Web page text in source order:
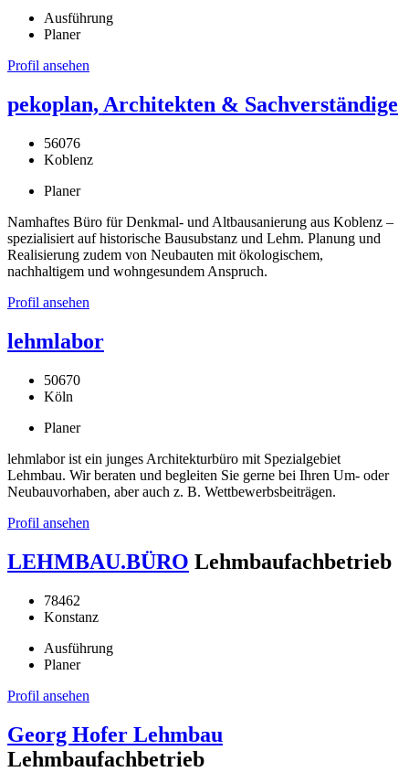
Ausführung
Planer
Profil ansehen
pekoplan, Architekten & Sachverständige
56076
Koblenz
Planer
Namhaftes Büro für Denkmal- und Altbausanierung aus Koblenz –
spezialisiert auf historische Bausubstanz und Lehm. Planung und
Realisierung zudem von Neubauten mit ökologischem,
nachhaltigem und wohngesundem Anspruch.
Profil ansehen
lehmlabor
50670
Köln
Planer
lehmlabor ist ein junges Architekturbüro mit Spezialgebiet
Lehmbau. Wir beraten und begleiten Sie gerne bei Ihren Um- oder
Neubauvorhaben, aber auch z. B. Wettbewerbsbeiträgen.
Profil ansehen
LEHMBAU.BÜRO Lehmbaufachbetrieb
78462
Konstanz
Ausführung
Planer
Profil ansehen
Georg Hofer Lehmbau
Lehmbaufachbetrieb